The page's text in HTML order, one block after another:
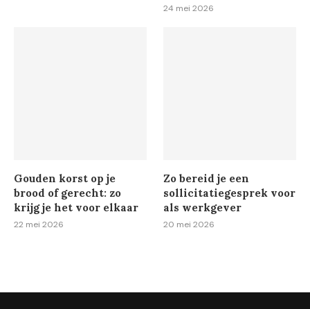
24 mei 2026
Gouden korst op je
brood of gerecht: zo
krijg je het voor elkaar
22 mei 2026
Zo bereid je een
sollicitatiegesprek voor
als werkgever
20 mei 2026